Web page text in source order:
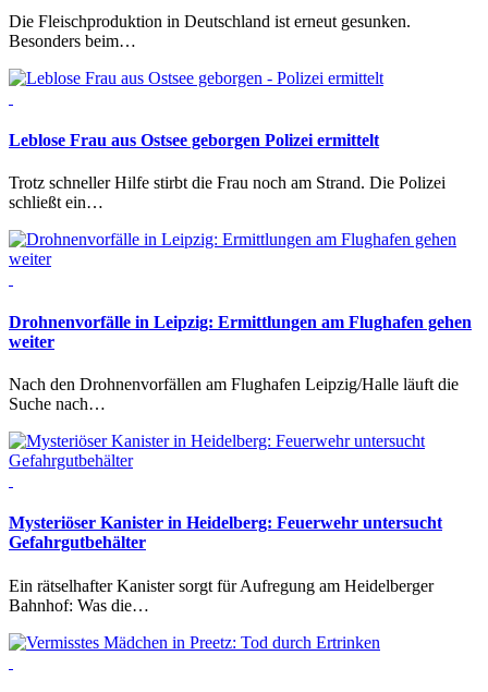
Die Fleischproduktion in Deutschland ist erneut gesunken.
Besonders beim…
Leblose Frau aus Ostsee geborgen Polizei ermittelt
Trotz schneller Hilfe stirbt die Frau noch am Strand. Die Polizei
schließt ein…
Drohnenvorfälle in Leipzig: Ermittlungen am Flughafen gehen
weiter
Nach den Drohnenvorfällen am Flughafen Leipzig/Halle läuft die
Suche nach…
Mysteriöser Kanister in Heidelberg: Feuerwehr untersucht
Gefahrgutbehälter
Ein rätselhafter Kanister sorgt für Aufregung am Heidelberger
Bahnhof: Was die…